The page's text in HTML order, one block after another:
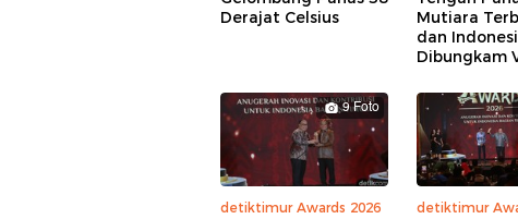
Derajat Celsius
Mutiara
dan
Dibungkam
9 Foto
detiktimur Awards 2026 detiktimur